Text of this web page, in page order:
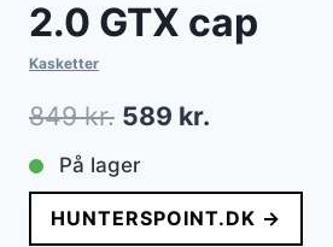
2.0 GTX cap
Kasketter
849kr. Den
oprindelige
pris
var:
589 kr.
pris
er:
På lager
HUNTERSPOINT.DK →